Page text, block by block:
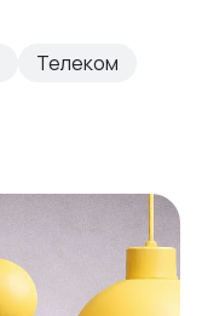
Телеком